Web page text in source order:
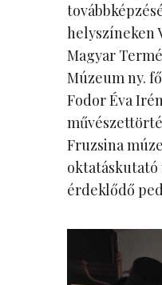
helyszíneken
Magyar
Múzeum ny.
Fodor Éva
Fruzsina
érdeklődő